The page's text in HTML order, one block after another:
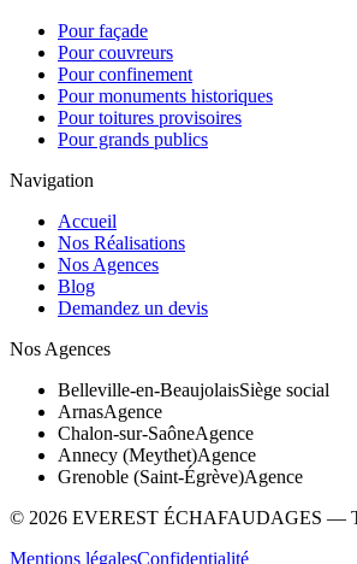
Pour façade
Pour couvreurs
Pour confinement
Pour monuments historiques
Pour toitures provisoires
Pour grands publics
Navigation
Accueil
Nos Réalisations
Nos Agences
Blog
Demandez un devis
Nos Agences
Belleville-en-BeaujolaisSiège social
ArnasAgence
Chalon-sur-SaôneAgence
Annecy (Meythet)Agence
Grenoble (Saint-Égrève)Agence
© 2026 EVEREST ÉCHAFAUDAGES —
Mentions légalesConfidentialité